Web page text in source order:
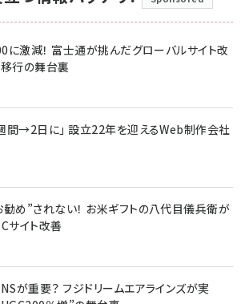
激減！ 富士通が挑んだグローバルサイト改
行の舞台裏
間→2日に」 設立22年を迎えるWeb制作会社
め”されない！ お米ギフトの八代目儀兵衛が
サイト改善
が重要？ フジドリームエアラインズが実